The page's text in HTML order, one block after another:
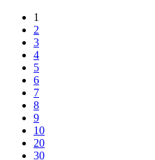
1
2
3
4
5
6
7
8
9
10
20
30